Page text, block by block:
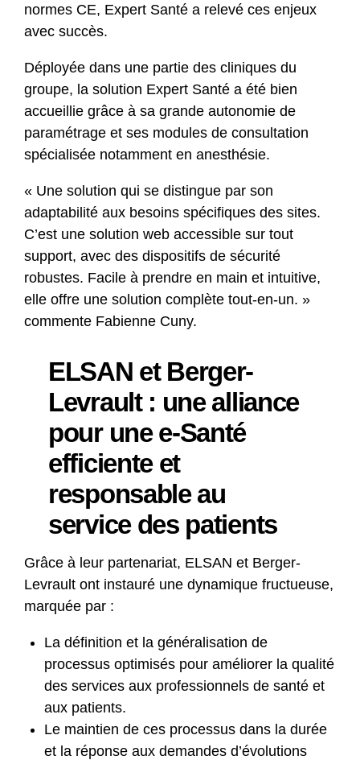
normes CE, Expert Santé a relevé ces enjeux
avec succès.
Déployée dans une partie des cliniques du
groupe, la solution Expert Santé a été bien
accueillie grâce à sa grande autonomie de
paramétrage et ses modules de consultation
spécialisée notamment en anesthésie.
« Une solution qui se distingue par son
adaptabilité aux besoins spécifiques des sites.
C’est une solution web accessible sur tout
support, avec des dispositifs de sécurité
robustes. Facile à prendre en main et intuitive,
elle offre une solution complète tout-en-un. »
commente Fabienne Cuny.
ELSAN et Berger-
Levrault : une alliance
pour une e-Santé
efficiente et
responsable au
service des patients
Grâce à leur partenariat, ELSAN et Berger-
Levrault ont instauré une dynamique fructueuse,
marquée par :
La définition et la généralisation de
processus optimisés pour améliorer la qualité
des services aux professionnels de santé et
aux patients.
Le maintien de ces processus dans la durée
et la réponse aux demandes d’évolutions